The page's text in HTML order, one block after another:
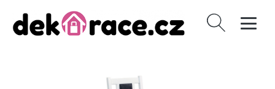
Vyhledávání